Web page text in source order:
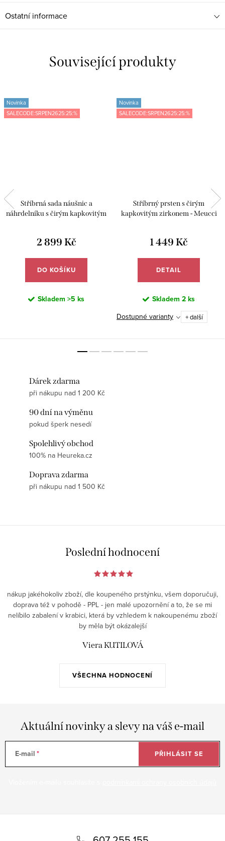
Ostatní informace
Související produkty
Novinka
SALECODE:SRPEN2625:25:%
Stříbrná sada náušnic a
náhrdelníku s čirým kapkovitým
2 899 Kč
DO KOŠÍKU
Skladem >5 ks
Novinka
SALECODE:SRPEN2625:25:%
Stříbrný prsten s čirým
kapkovitým zirkonem - Meucci
1 449 Kč
DETAIL
Skladem 2 ks
Dostupné varianty + další
Dárek zdarma
při nákupu nad 1 200 Kč
90 dní na výměnu
pokud šperk nesedí
Spolehlivý obchod
100% na Heureka.cz
Doprava zdarma
při nákupu nad 1 500 Kč
Poslední hodnocení
VŠECHNA HODNOCENÍ
nákup jakéhokoliv zboží, dle koupeného prstýnku, všem doporučuji,
doprava též v pohodě - PPL - jen malé upozornění a to, že se mi
nelíbilo zabalení v krabici, která by vzhledem k nakoupenému zboží
by měla být okázalejší
Viera KUTILOVÁ
Aktuální novinky a slevy na váš e-mail
E-mail PŘIHLÁSIT SE